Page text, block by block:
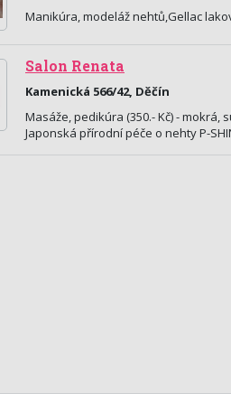
Manikúra, modeláž nehtů,Gellac
Salon Renata
Kamenická 566/42, Děčín
Masáže, pedikúra (350.- Kč) - mokrá,
Japonská přírodní péče o nehty P-